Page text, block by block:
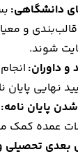
دانشگاهی:
و
شوند.
و داوران:
نهایی
پایان نامه:
عمده کمک
بعدی تحصیلی